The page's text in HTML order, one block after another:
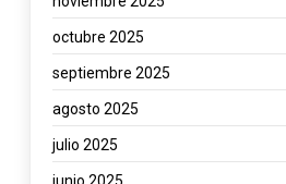
octubre 2025
septiembre 2025
agosto 2025
julio 2025
junio 2025